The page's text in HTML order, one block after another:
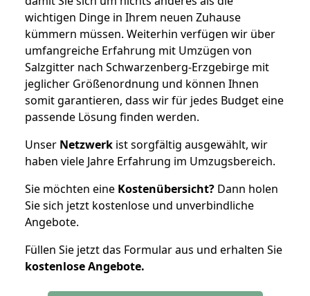
wichtigen Dinge in Ihrem neuen Zuhause
kümmern müssen. Weiterhin verfügen wir über
umfangreiche Erfahrung mit Umzügen von
Salzgitter nach Schwarzenberg-Erzgebirge mit
jeglicher Größenordnung und können Ihnen
somit garantieren, dass wir für jedes Budget eine
passende Lösung finden werden.
Unser Netzwerk ist sorgfältig ausgewählt, wir
haben viele Jahre Erfahrung im Umzugsbereich.
Sie möchten eine Kostenübersicht? Dann holen
Sie sich jetzt kostenlose und unverbindliche
Angebote.
Füllen Sie jetzt das Formular aus und erhalten Sie
kostenloseAngebote.